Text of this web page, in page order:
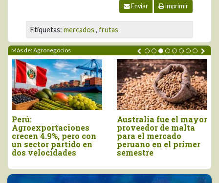
Enviar Imprimir
Etiquetas: mercados , frutas
Más de: Agronegocios
Perú:
Agroexportaciones
crecen 4.9%, pero con
un sector partido en
dos velocidades
Australia fue el mayor
proveedor de malta
para el mercado
peruano en el primer
semestre